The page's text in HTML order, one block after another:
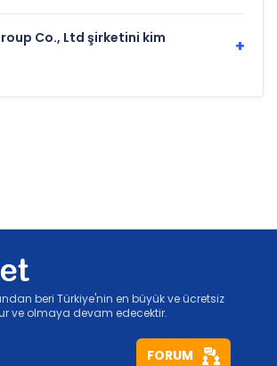
Co., Ltd şirketini kim
+
beri Türkiye'nin en büyük ve ücretsiz
ve olmaya devam edecektir.
FORUM